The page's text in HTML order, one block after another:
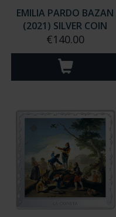
EMILIA PARDO BAZAN
(2021) SILVER COIN
€140.00